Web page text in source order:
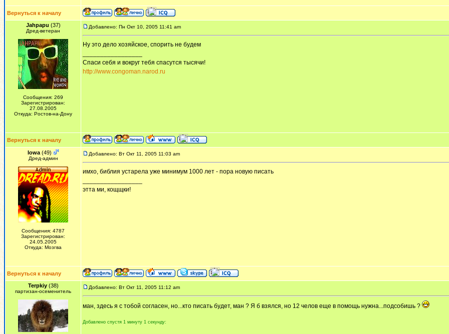
Вернуться к началу
Jahpapu (37)
Дред-ветеран
Сообщения: 269
Зарегистрирован:
27.08.2005
Откуда: Ростов-на-Дону
Добавлено: Пн Окт 10, 2005 11:41 am
Ну это дело хозяйское, спорить не будем
Спаси себя и вокруг тебя спасутся тысячи!
http://www.congoman.narod.ru
Вернуться к началу
Iowa (49)
Дред-админ
Сообщения: 4787
Зарегистрирован:
24.05.2005
Откуда: Мозгва
Добавлено: Вт Окт 11, 2005 11:03 am
имхо, библия устарела уже минимум 1000 лет - пора новую писать
этта ми, кощщки!
Вернуться к началу
Terpkiy(38)
партизан-осеменитель
Добавлено: Вт Окт 11, 2005 11:12 am
ман, здесь я с тобой согласен, но...кто писать будет, ман ? Я б взялся, но 12 челов еще в помощь нужна...подсобишь ?
Добавлено спустя 1 минуту 1 секунду: